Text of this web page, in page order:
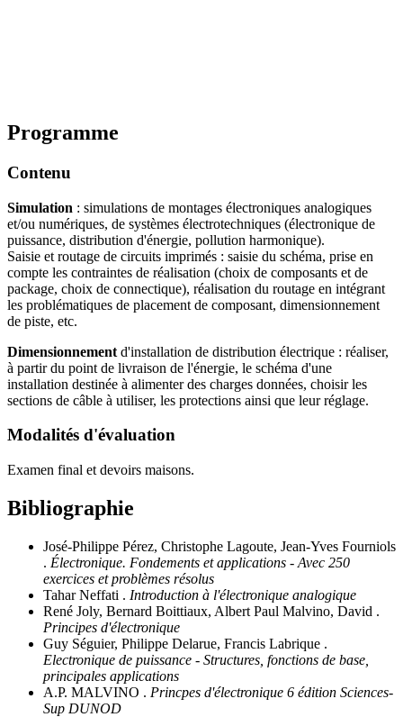
Programme
Contenu
Simulation : simulations de montages électroniques analogiques
et/ou numériques, de systèmes électrotechniques (électronique de
puissance, distribution d'énergie, pollution harmonique).
Saisie et routage de circuits imprimés : saisie du schéma, prise en
compte les contraintes de réalisation (choix de composants et de
package, choix de connectique), réalisation du routage en intégrant
les problématiques de placement de composant, dimensionnement
de piste, etc.
Dimensionnement d'installation de distribution électrique : réaliser,
à partir du point de livraison de l'énergie, le schéma d'une
installation destinée à alimenter des charges données, choisir les
sections de câble à utiliser, les protections ainsi que leur réglage.
Modalités d'évaluation
Examen final et devoirs maisons.
Bibliographie
José-Philippe Pérez, Christophe Lagoute, Jean-Yves Fourniols
. Électronique. Fondements et applications - Avec 250
exercices et problèmes résolus
Tahar Neffati . Introduction à l'électronique analogique
René Joly, Bernard Boittiaux, Albert Paul Malvino, David .
Principes d'électronique
Guy Séguier, Philippe Delarue, Francis Labrique .
Electronique de puissance - Structures, fonctions de base,
principales applications
A.P. MALVINO . Princpes d'électronique 6 édition Sciences-
Sup DUNOD